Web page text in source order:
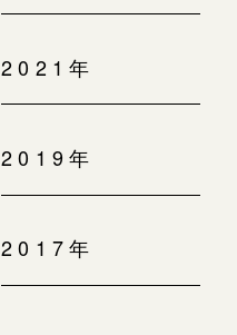
2021年
2019年
2017年